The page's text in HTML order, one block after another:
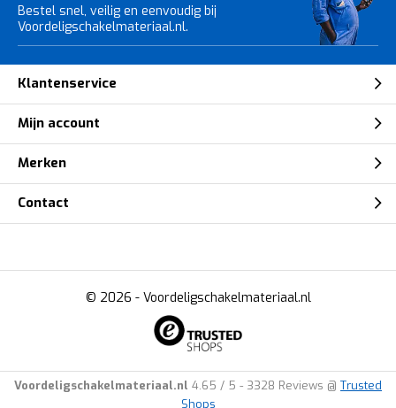
Bestel snel, veilig en eenvoudig bij
Voordeligschakelmateriaal.nl.
Klantenservice
Mijn account
Merken
Contact
© 2026 - Voordeligschakelmateriaal.nl
Voordeligschakelmateriaal.nl 4.65 / 5 - 3328 Reviews @ Trusted
Shops